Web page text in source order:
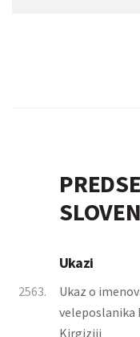
Ukazi
2563.
Ukaz o
veleposlanika
Kirgiziji